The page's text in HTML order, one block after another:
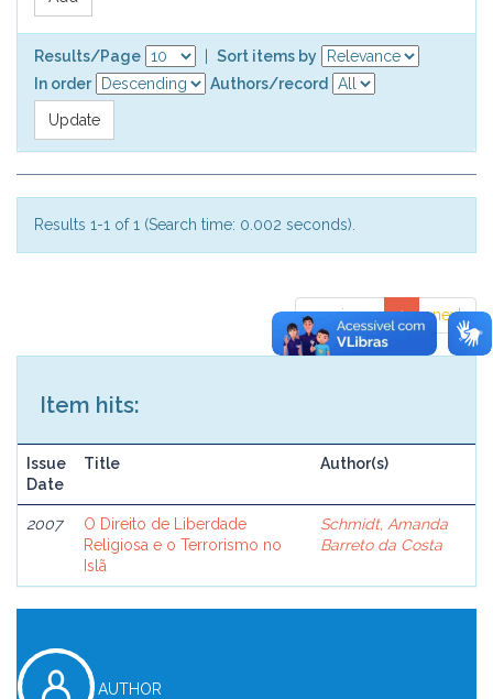
Results/Page
Sort items by
In order
Authors/record
Results 1-1 of 1 (Search time: 0.002 seconds).
previous 1 next
Item hits:
Issue
Date
Title Author(s)
2007
O Direito de Liberdade
Religiosa e o Terrorismo no
Islã
Schmidt, Amanda
Barreto da Costa
AUTHOR